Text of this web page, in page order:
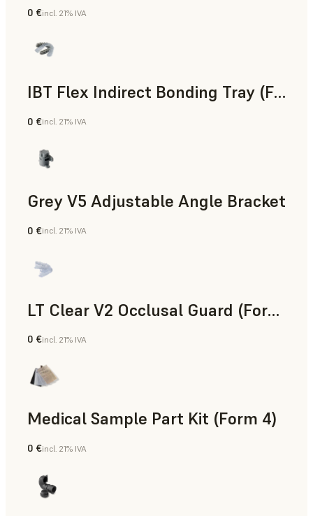
Ingeniería
0 €incl. 21% IVA
IBT Flex Indirect Bonding Tray (Form 4)
Odontología
0 €incl. 21% IVA
Grey V5 Adjustable Angle Bracket
Estándar
0 €incl. 21% IVA
LT Clear V2 Occlusal Guard (Form 4)
Odontología
0 €incl. 21% IVA
Medical Sample Part Kit (Form 4)
Medicina
0 €incl. 21% IVA